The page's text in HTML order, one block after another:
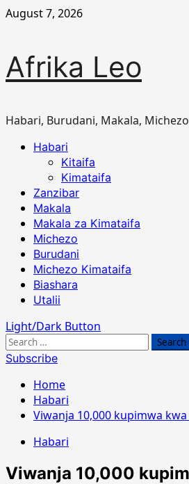
Skip
August 7, 2026
Afrika Leo
Habari, Burudani, Makala, Michezo
PrimaryHabari
Kitaifa
Kimataifa
Zanzibar
Makala
Makala za Kimataifa
Michezo
Burudani
Michezo Kimataifa
Biashara
Utalii
Light/Dark Button
Search
for:
Subscribe
Home
Habari
Viwanja 10,000 kupimwa
Habari
Viwanja 10,000